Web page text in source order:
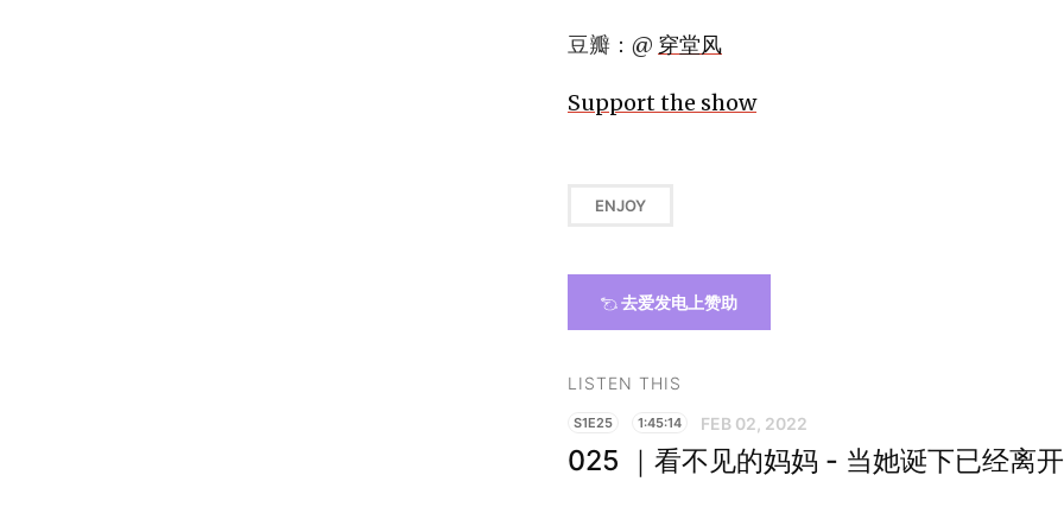
豆瓣：@ 穿堂风
Support the show
ENJOY
去爱发电上赞助
LISTEN THIS
S1E25 1:45:14 FEB 02, 2022
025 ｜看不见的妈妈 - 当她诞下已经离